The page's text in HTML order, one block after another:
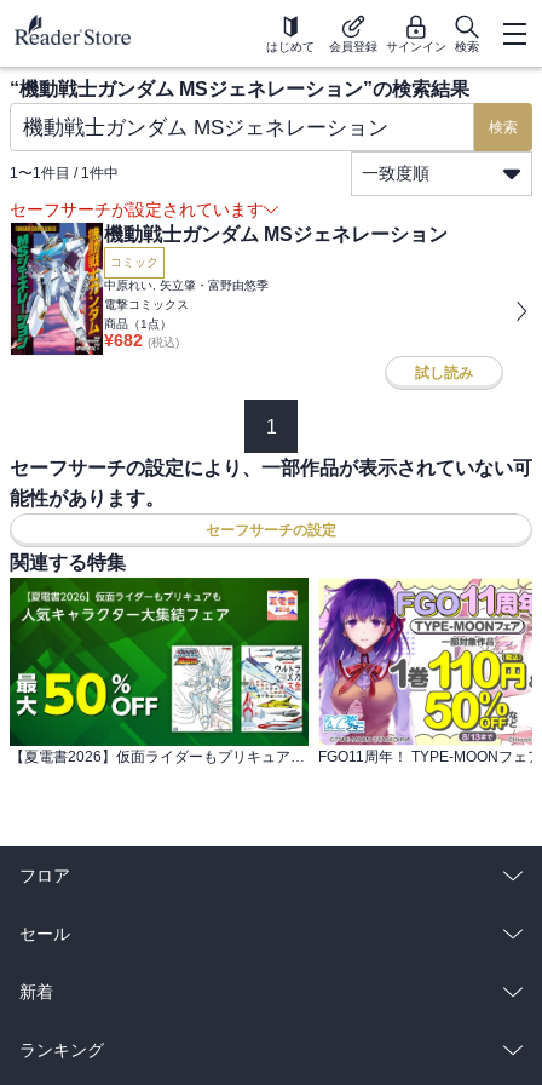
はじめて 会員登録 サインイン 検索
“機動戦士ガンダム MSジェネレーション”の検索結果
検索
1〜1件目 / 1件中
一致度順
セーフサーチが設定されています
機動戦士ガンダム MSジェネレーション
コミック
中原れい, 矢立肇・富野由悠季
電撃コミックス
商品（1 点）
¥682 (税込)
試し読み
1
セーフサーチの設定により、一部作品が表示されていない可
能性があります。
セーフサーチの設定
関連する特集
【夏電書2026】仮面ライダーもプリキュアも 人気キャラクター大集結フェア FGO11周年！ TYPE-MOONフェア
フロア
総合
ラノベ
雑誌・グラビア
セール
総合
ラノベ
新着
総合
ランキング